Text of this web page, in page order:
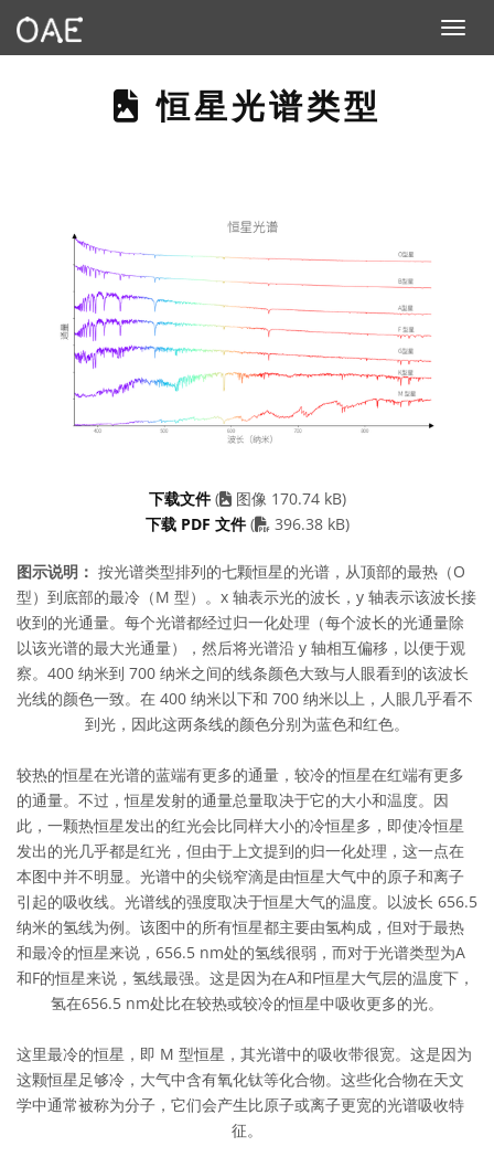
Toggle
THIS PAGE
恒星光谱类型
下载文件 ( 图像 170.74 kB)
下载 PDF 文件 ( PDF file
396.38 kB)
图示说明： 按光谱类型排列的七颗恒星的光谱，从顶部的最热（O
型）到底部的最冷（M 型）。x 轴表示光的波长，y 轴表示该波长接
收到的光通量。每个光谱都经过归一化处理（每个波长的光通量除
以该光谱的最大光通量），然后将光谱沿 y 轴相互偏移，以便于观
察。400 纳米到 700 纳米之间的线条颜色大致与人眼看到的该波长
光线的颜色一致。在 400 纳米以下和 700 纳米以上，人眼几乎看不
到光，因此这两条线的颜色分别为蓝色和红色。
较热的恒星在光谱的蓝端有更多的通量，较冷的恒星在红端有更多
的通量。不过，恒星发射的通量总量取决于它的大小和温度。因
此，一颗热恒星发出的红光会比同样大小的冷恒星多，即使冷恒星
发出的光几乎都是红光，但由于上文提到的归一化处理，这一点在
本图中并不明显。光谱中的尖锐窄滴是由恒星大气中的原子和离子
引起的吸收线。光谱线的强度取决于恒星大气的温度。以波长 656.5
纳米的氢线为例。该图中的所有恒星都主要由氢构成，但对于最热
和最冷的恒星来说，656.5 nm处的氢线很弱，而对于光谱类型为A
和F的恒星来说，氢线最强。这是因为在A和F恒星大气层的温度下，
氢在656.5 nm处比在较热或较冷的恒星中吸收更多的光。
这里最冷的恒星，即 M 型恒星，其光谱中的吸收带很宽。这是因为
这颗恒星足够冷，大气中含有氧化钛等化合物。这些化合物在天文
学中通常被称为分子，它们会产生比原子或离子更宽的光谱吸收特
征。